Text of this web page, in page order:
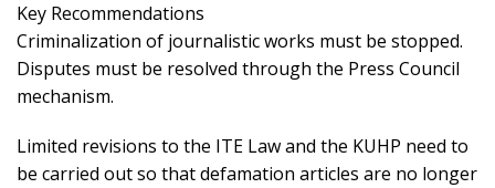
Key Recommendations
Criminalization of journalistic works must be stopped.
Disputes must be resolved through the Press Council
mechanism.
Limited revisions to the ITE Law and the KUHP need to
be carried out so that defamation articles are no longer